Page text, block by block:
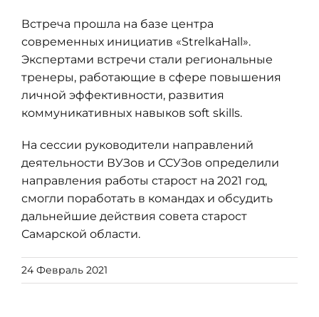
Встреча прошла на базе центра
современных инициатив «StrelkaHall».
Экспертами встречи стали региональные
тренеры, работающие в сфере повышения
личной эффективности, развития
коммуникативных навыков soft skills.
На сессии руководители направлений
деятельности ВУЗов и ССУЗов определили
направления работы старост на 2021 год,
смогли поработать в командах и обсудить
дальнейшие действия совета старост
Самарской области.
24 Февраль 2021